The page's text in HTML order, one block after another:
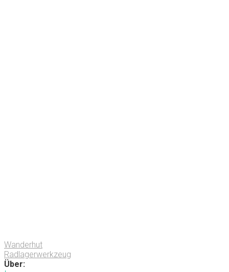
Wanderhut
Radlagerwerkzeug
Über: